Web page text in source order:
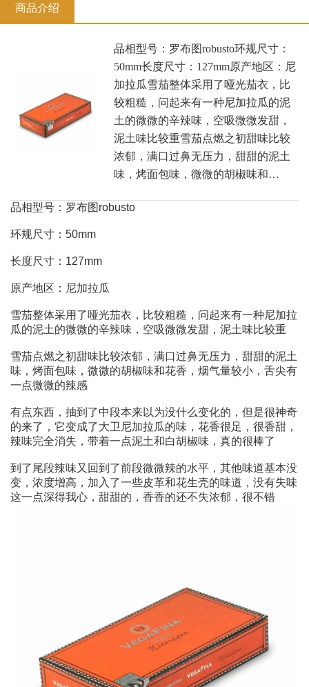
商品介绍
品相型号：罗布图robusto环规尺寸：
50mm长度尺寸：127mm原产地区：尼
加拉瓜雪茄整体采用了哑光茄衣，比
较粗糙，问起来有一种尼加拉瓜的泥
土的微微的辛辣味，空吸微微发甜，
泥土味比较重雪茄点燃之初甜味比较
浓郁，满口过鼻无压力，甜甜的泥土
味，烤面包味，微微的胡椒味和…
品相型号：罗布图robusto
环规尺寸：50mm
长度尺寸：127mm
原产地区：尼加拉瓜
雪茄整体采用了哑光茄衣，比较粗糙，问起来有一种尼加拉
瓜的泥土的微微的辛辣味，空吸微微发甜，泥土味比较重
雪茄点燃之初甜味比较浓郁，满口过鼻无压力，甜甜的泥土
味，烤面包味，微微的胡椒味和花香，烟气量较小，舌尖有
一点微微的辣感
有点东西，抽到了中段本来以为没什么变化的，但是很神奇
的来了，它变成了大卫尼加拉瓜的味，花香很足，很香甜，
辣味完全消失，带着一点泥土和白胡椒味，真的很棒了
到了尾段辣味又回到了前段微微辣的水平，其他味道基本没
变，浓度增高，加入了一些皮革和花生壳的味道，没有失味
这一点深得我心，甜甜的，香香的还不失浓郁，很不错